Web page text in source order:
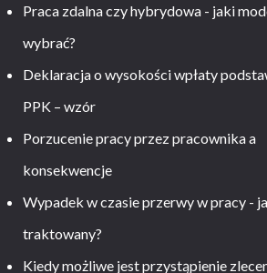
Praca zdalna czy hybrydowa - jaki
wybrać?
Deklaracja o wysokości wpłaty
PPK – wzór
Porzucenie pracy przez pracownika a
konsekwencje
Wypadek w czasie przerwy w pracy -
traktowany?
Kiedy możliwe jest przystąpienie